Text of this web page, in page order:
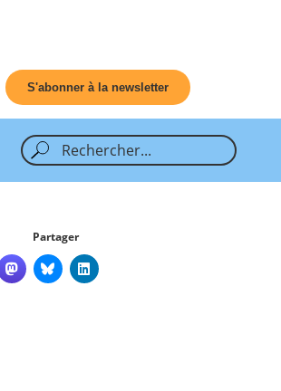
S'abonner à la newsletter
Partager